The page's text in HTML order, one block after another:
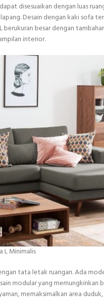
disesuaikan dengan luas
Desain dengan kaki sofa
berukuran besar dengan
interior.
L Minimalis
tata letak ruangan. Ada
modular yang memungkinkan
memaksimalkan area